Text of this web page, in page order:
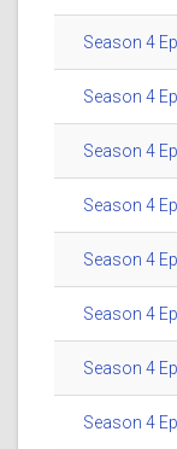
Season 4
Season 4
Season 4
Season 4
Season 4
Season 4
Season 4
Season 4